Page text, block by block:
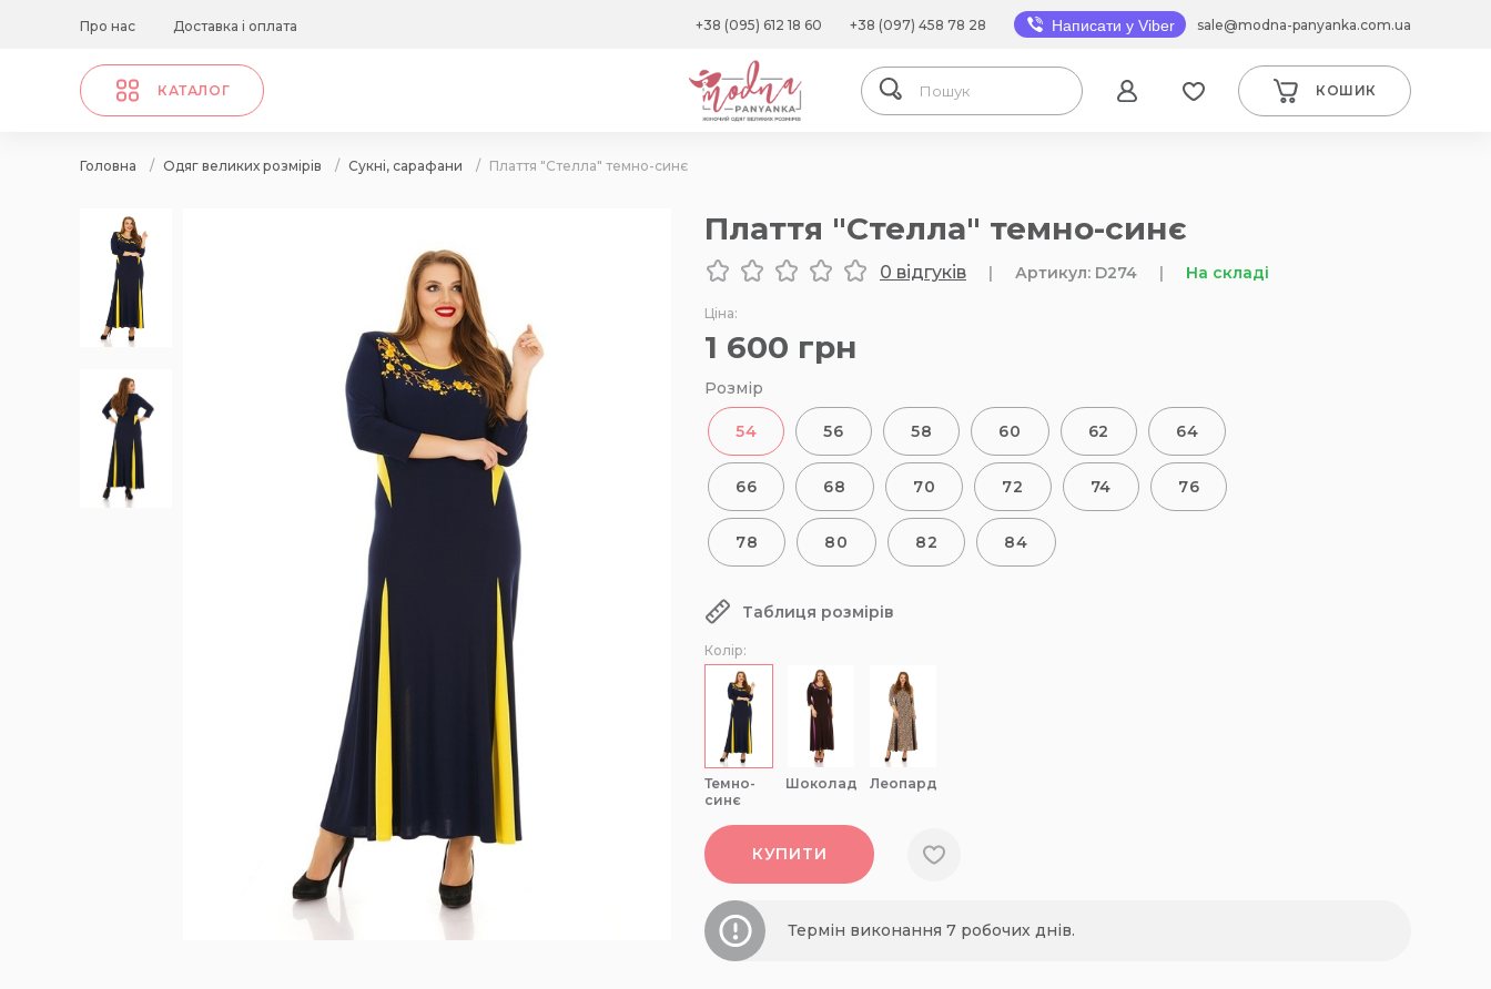
Про нас Доставка і оплата +38 (095) 612 18 60 +38 (097) 458 78 28 Написати у Viber sale@modna-panyanka.com.ua
КАТАЛОГ КОШИК
Головна / Одяг великих розмірів / Сукні, сарафани / Плаття "Стелла" темно-синє
Плаття "Стелла" темно-синє
0 відгуків | Артикул: D274 | На складі
Ціна:
1 600 грн
Розмір
54 56 58 60 62 64
66 68 70 72 74 76
78 80 82 84
Таблиця розмірів
Колір:
темно-
синє
шоколад леопард
КУПИТИ
Термін виконання 7 робочих днів.